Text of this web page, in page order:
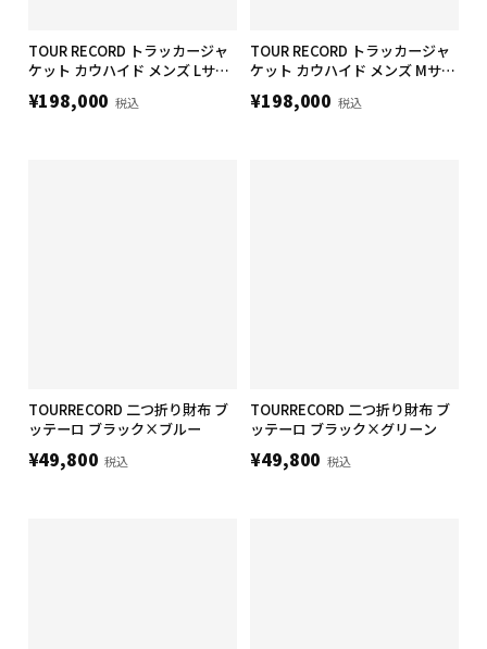
TOUR RECORD トラッカージャ
ケット カウハイド メンズ Lサイ
ズ
¥198,000 税込
TOUR RECORD トラッカージャ
ケット カウハイド メンズ Mサイ
ズ
¥198,000 税込
TOURRECORD 二つ折り財布 ブ
ッテーロ ブラック×ブルー
¥49,800 税込
TOURRECORD 二つ折り財布 ブ
ッテーロ ブラック×グリーン
¥49,800 税込